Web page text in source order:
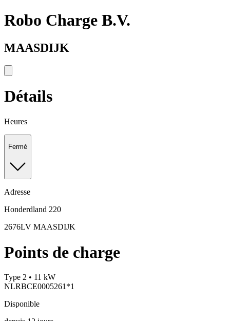
Robo Charge B.V.
MAASDIJK
Détails
Heures
Fermé
Adresse
Honderdland 220
2676LV MAASDIJK
Points de charge
Type 2 • 11 kW
NLRBCE0005261*1
Disponible